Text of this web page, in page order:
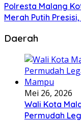
Polresta Malang
Merah Putih
Daerah
Mei 26, 2026
Wali Kota
Permudah